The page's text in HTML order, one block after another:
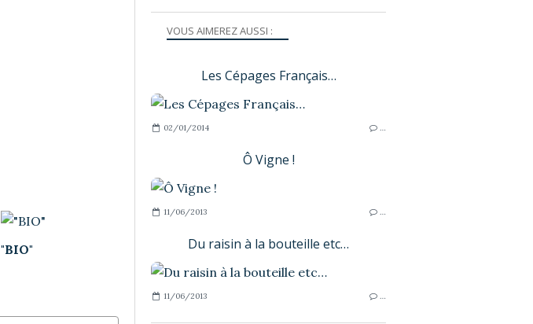
"BIO"
VOUS AIMEREZ AUSSI :
Les Cépages Français…
02/01/2014 …
Ô Vigne !
11/06/2013 …
Du raisin à la bouteille etc…
11/06/2013 …